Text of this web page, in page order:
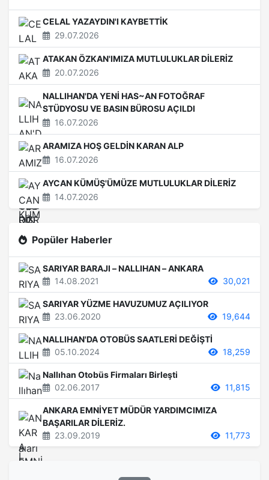
CELAL YAZAYDIN'I KAYBETTİK
29.07.2026
ATAKAN ÖZKAN'IMIZA MUTLULUKLAR DİLERİZ
20.07.2026
NALLIHAN'DA YENİ HAS~AN FOTOĞRAF
STÜDYOSU VE BASIN BÜROSU AÇILDI
16.07.2026
ARAMIZA HOŞ GELDİN KARAN ALP
16.07.2026
AYCAN KÜMÜŞ'ÜMÜZE MUTLULUKLAR DİLERİZ
14.07.2026
Popüler Haberler
SARIYAR BARAJI – NALLIHAN – ANKARA
14.08.2021
30,021
SARIYAR YÜZME HAVUZUMUZ AÇILIYOR
23.06.2020
19,644
NALLIHAN'DA OTOBÜS SAATLERİ DEĞİŞTİ
05.10.2024
18,259
Nallıhan Otobüs Firmaları Birleşti
02.06.2017
11,815
ANKARA EMNİYET MÜDÜR YARDIMCIMIZA
BAŞARILAR DİLERİZ.
23.09.2019
11,773